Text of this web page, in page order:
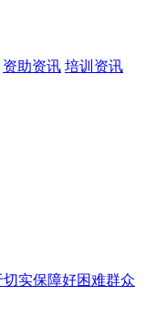
资助资讯 培训资讯